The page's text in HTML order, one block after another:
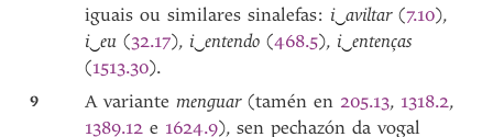
iguais ou similares sinalefas: i‿aviltar(7.10),
i‿eu (32.17), i‿entendo (468.5), i‿entenças
(1513.30).
9 A variantemenguar(tamén en 205.13, 1318.2,
1389.12 e 1624.9), sen pechazón da vogal